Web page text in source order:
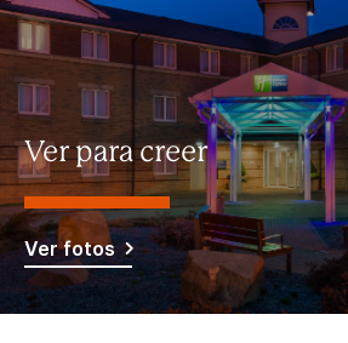
Ver para creer
Ver fotos